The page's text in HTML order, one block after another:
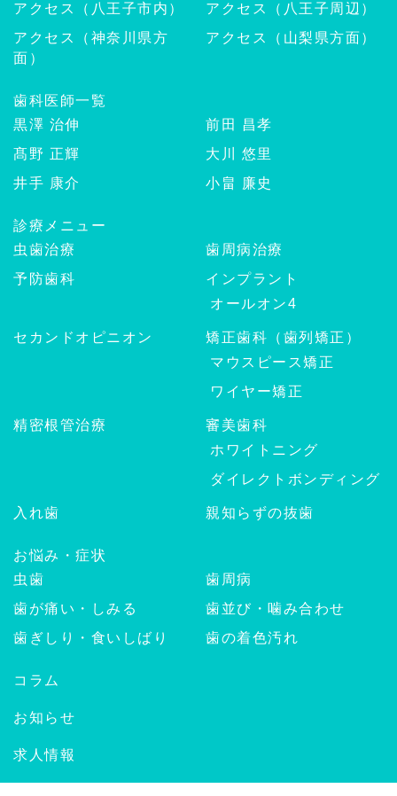
アクセス（八王子市内）
アクセス（八王子周辺）
アクセス（神奈川県方
面）
アクセス（山梨県方面）
歯科医師一覧
黒澤 治伸
前田 昌孝
髙野 正輝
大川 悠里
井手 康介
小畠 廉史
診療メニュー
虫歯治療
歯周病治療
予防歯科
インプラント
オールオン4
セカンドオピニオン
矯正歯科（歯列矯正）
マウスピース矯正
ワイヤー矯正
精密根管治療
審美歯科
ホワイトニング
ダイレクトボンディング
入れ歯 親知らずの抜歯
お悩み・症状
虫歯
歯周病
歯が痛い・しみる
歯並び・噛み合わせ
歯ぎしり・食いしばり
歯の着色汚れ
コラム
お知らせ
求人情報